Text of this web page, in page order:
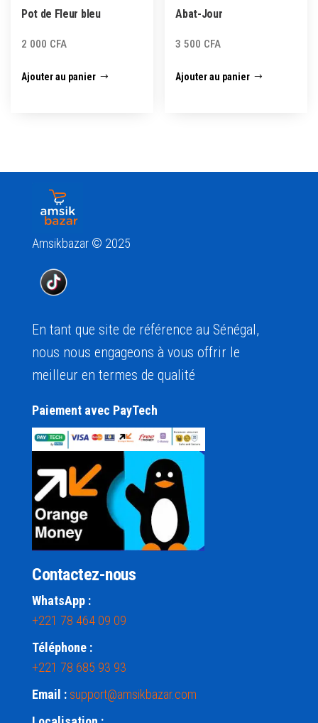
Pot de Fleur bleu
2 000 CFA
Ajouter au panier
Abat-Jour
3 500 CFA
Ajouter au panier
Amsikbazar © 2025
En tant que site de référence au Sénégal,
nous nous engageons à vous offrir le
meilleur en termes de qualité
Paiement avec PayTech
Contactez-nous
WhatsApp :
+221 78 464 09 09
Téléphone :
+221 78 685 93 93
Email : support@amsikbazar.com